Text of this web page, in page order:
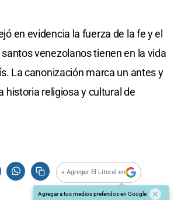
en evidencia la fuerza de la fe y el
venezolanos tienen en la vida
La canonización marca un antes y
historia religiosa y cultural de
+ Agregar El Litoral en
Agregar a tus medios preferidos en Google